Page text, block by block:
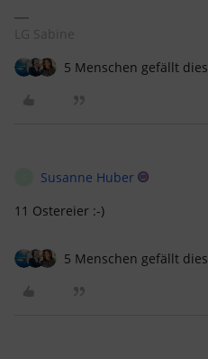
LG Sabine
5 Menschen gefällt dies
Susanne Huber
11 Ostereier :-)
5 Menschen gefällt dies